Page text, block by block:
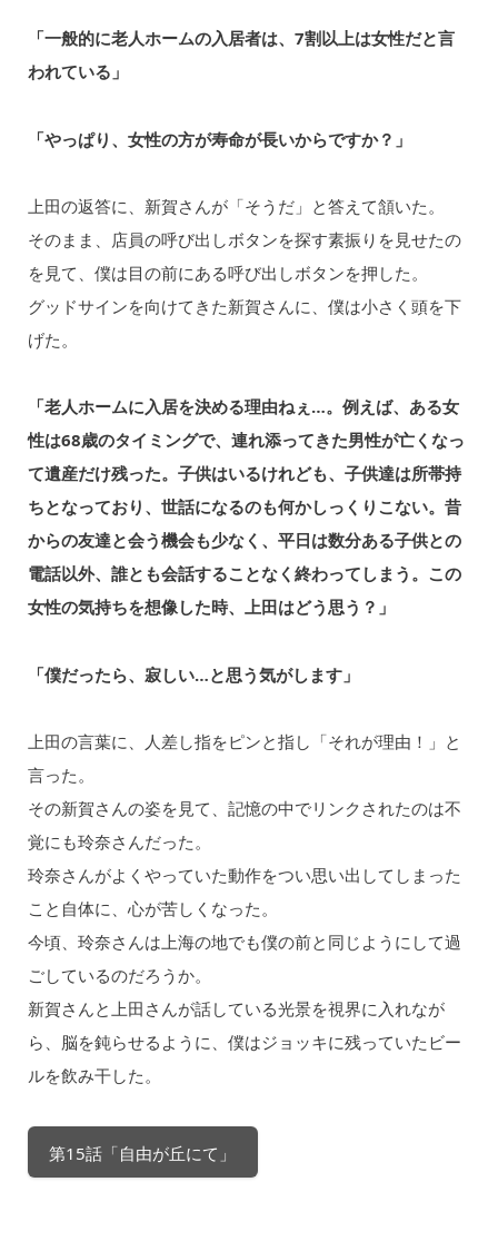
「一般的に老人ホームの入居者は、7割以上は女性だと言
われている」
「やっぱり、女性の方が寿命が長いからですか？」
上田の返答に、新賀さんが「そうだ」と答えて頷いた。
そのまま、店員の呼び出しボタンを探す素振りを見せたの
を見て、僕は目の前にある呼び出しボタンを押した。
グッドサインを向けてきた新賀さんに、僕は小さく頭を下
げた。
「老人ホームに入居を決める理由ねぇ…。例えば、ある女
性は68歳のタイミングで、連れ添ってきた男性が亡くなっ
て遺産だけ残った。子供はいるけれども、子供達は所帯持
ちとなっており、世話になるのも何かしっくりこない。昔
からの友達と会う機会も少なく、平日は数分ある子供との
電話以外、誰とも会話することなく終わってしまう。この
女性の気持ちを想像した時、上田はどう思う？」
「僕だったら、寂しい…と思う気がします」
上田の言葉に、人差し指をピンと指し「それが理由！」と
言った。
その新賀さんの姿を見て、記憶の中でリンクされたのは不
覚にも玲奈さんだった。
玲奈さんがよくやっていた動作をつい思い出してしまった
こと自体に、心が苦しくなった。
今頃、玲奈さんは上海の地でも僕の前と同じようにして過
ごしているのだろうか。
新賀さんと上田さんが話している光景を視界に入れなが
ら、脳を鈍らせるように、僕はジョッキに残っていたビー
ルを飲み干した。
第15話「自由が丘にて」